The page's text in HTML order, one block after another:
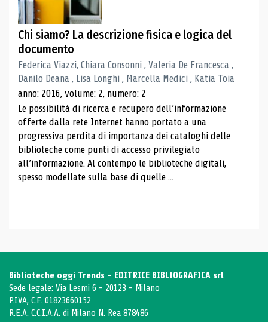
Chi siamo? La descrizione fisica e logica del
documento
Federica Viazzi, Chiara Consonni , Valeria De Francesca ,
Danilo Deana , Lisa Longhi , Marcella Medici , Katia Toia
anno: 2016, volume: 2, numero: 2
Le possibilità di ricerca e recupero dell’informazione
offerte dalla rete Internet hanno portato a una
progressiva perdita di importanza dei cataloghi delle
biblioteche come punti di accesso privilegiato
all’informazione. Al contempo le biblioteche digitali,
spesso modellate sulla base di quelle ...
Biblioteche oggi Trends - EDITRICE BIBLIOGRAFICA srl
Sede legale: Via Lesmi 6 - 20123 - Milano
P.IVA, C.F. 01823660152
R.E.A. C.C.I.A.A. di Milano N. Rea 878486